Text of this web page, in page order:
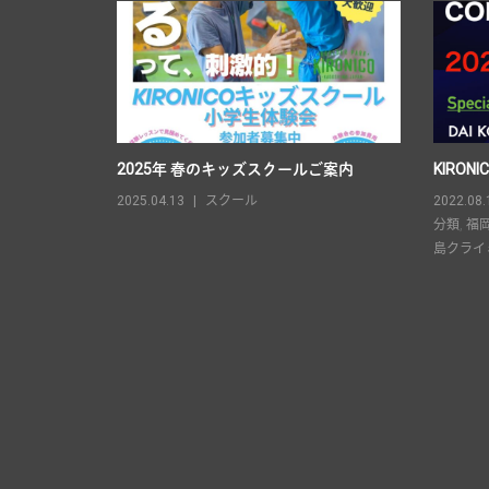
2025年 春のキッズスクールご案内
2025.04.13 スクール
分類, 福
島クラ